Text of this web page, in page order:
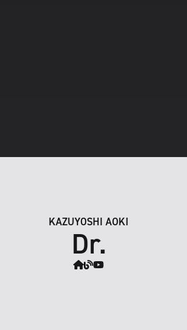
KAZUYOSHI AOKI
Dr.